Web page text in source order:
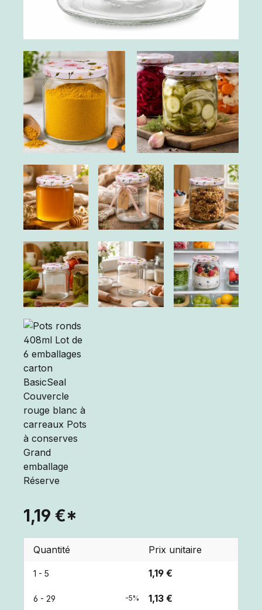
1,19 €*
Quantité Prix unitaire
1 - 5 1,19 €
6 - 29 -5% 1,13 €